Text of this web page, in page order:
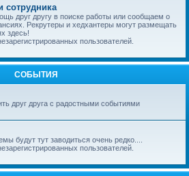
сотрудника
друг другу в поиске работы или сообщаем о
Рекрутеры и хедхантеры могут размещать
здесь!
пользователей.
СОБЫТИЯ
друг друга с радостными событиями
будут тут заводиться очень редко....
пользователей.